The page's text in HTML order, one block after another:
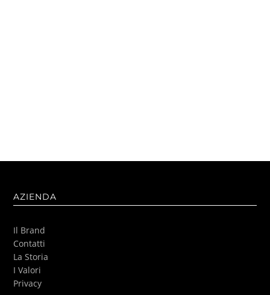
AZIENDA
Il Brand
Contatti
La Storia
I Valori
Privacy